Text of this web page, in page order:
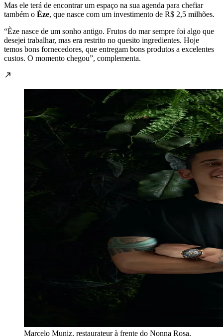
Mas ele terá de encontrar um espaço na sua agenda para chefiar
também o Èze, que nasce com um investimento de R$ 2,5 milhões.
“Èze nasce de um sonho antigo. Frutos do mar sempre foi algo que
desejei trabalhar, mas era restrito no quesito ingredientes. Hoje
temos bons fornecedores, que entregam bons produtos a excelentes
custos. O momento chegou”, complementa.
Marcelo Muniz, restaurateur à frente do Nonna Rosa,